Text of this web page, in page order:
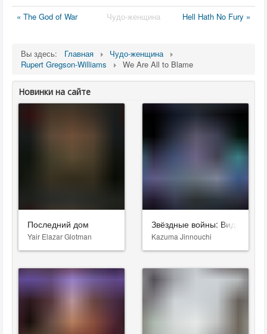
« The God of War Чудо-женщина Hell Hath No Fury »
Вы здесь: Главная
Чудо-женщина
Rupert Gregson-Williams
We Are All to Blame
Новинки на сайте
Последний дом
Yair Elazar Glotman
Звёздные войны: Видения.
Kazuma Jinnouchi